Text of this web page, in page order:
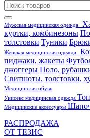
Мужская медицинская одежда
куртки, комбинезоны
толстовки Туники
Женская медицинская одежда
пиджаки, жакеты
джоггеры Поло,
Свитшоты, толстовки,
Медицинская обувь
Унисекс медицинская одежда
Медицинские аксессуары
РАСПРОДАЖА
ОТ ТЕЗИС